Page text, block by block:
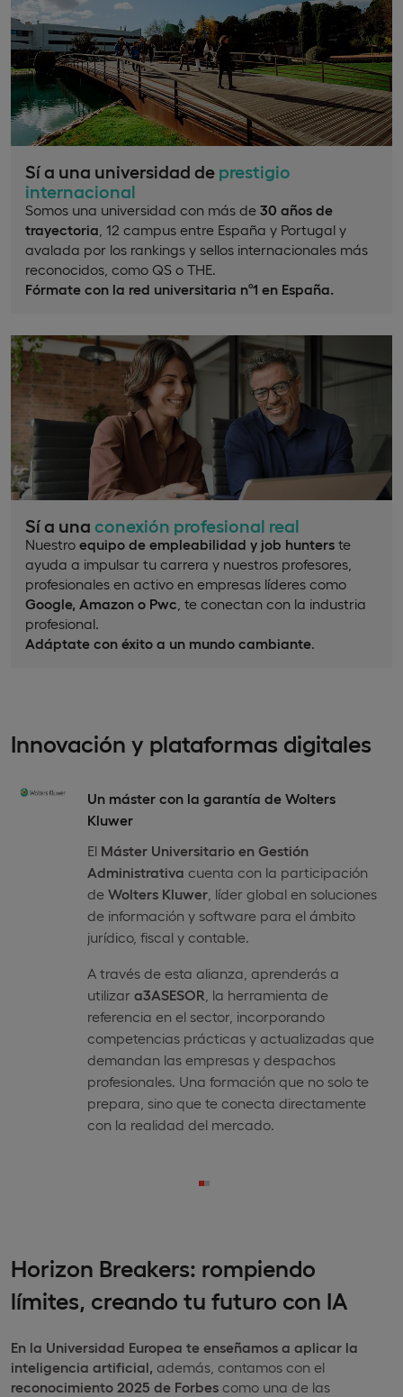
Sí a una universidad de prestigio
internacional
Somos una universidad con más de 30 años de
trayectoria , 12 campus entre España y Portugal y
avalada por los rankings y sellos internacionales más
reconocidos, como QS o THE.
Fórmate con la red universitaria nº1 en España.
Sí a una conexión profesional real
Nuestro equipo de empleabilidad y job hunters te
ayuda a impulsar tu carrera y nuestros profesores,
profesionales en activo en empresas líderes como
Google, Amazon o Pwc , te conectan con la industria
profesional.
Adáptate con éxito a un mundo cambiante.
Innovación y plataformas digitales
Un máster con la garantía de Wolters
Kluwer
El Máster Universitario en Gestión
Administrativa cuenta con la participación
deWolters Kluwer , líder global en soluciones
de información y software para el ámbito
jurídico, fiscal y contable.
A través de esta alianza, aprenderás a
utilizara3ASESOR , la herramienta de
referencia en el sector, incorporando
competencias prácticas y actualizadas que
demandan las empresas y despachos
profesionales. Una formación que no solo te
prepara, sino que te conecta directamente
con la realidad del mercado.
Horizon Breakers: rompiendo
límites, creando tu futuro con IA
En la Universidad Europea te enseñamos a aplicar la
inteligencia artificial, además, contamos con el
reconocimiento 2025 de Forbes como una de las